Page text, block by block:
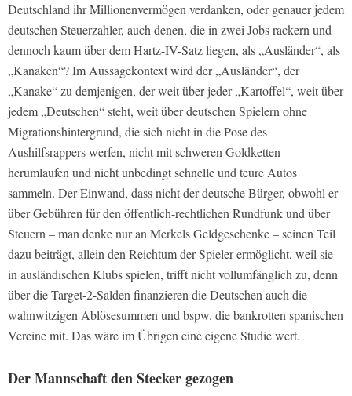
Deutschland ihr Millionenvermögen verdanken, oder genauer jedem
deutschen Steuerzahler, auch denen, die in zwei Jobs rackern und
dennoch kaum über dem Hartz-IV-Satz liegen, als „Ausländer“, als
„Kanaken“? Im Aussagekontext wird der „Ausländer“, der
„Kanake“ zu demjenigen, der weit über jeder „Kartoffel“, weit über
jedem „Deutschen“ steht, weit über deutschen Spielern ohne
Migrationshintergrund, die sich nicht in die Pose des
Aushilfsrappers werfen, nicht mit schweren Goldketten
herumlaufen und nicht unbedingt schnelle und teure Autos
sammeln. Der Einwand, dass nicht der deutsche Bürger, obwohl er
über Gebühren für den öffentlich-rechtlichen Rundfunk und über
Steuern – man denke nur an Merkels Geldgeschenke – seinen Teil
dazu beiträgt, allein den Reichtum der Spieler ermöglicht, weil sie
in ausländischen Klubs spielen, trifft nicht vollumfänglich zu, denn
über die Target-2-Salden finanzieren die Deutschen auch die
wahnwitzigen Ablösesummen und bspw. die bankrotten spanischen
Vereine mit. Das wäre im Übrigen eine eigene Studie wert.
Der Mannschaft den Stecker gezogen